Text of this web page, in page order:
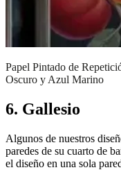
Papel Pintado de
Oscuro y Azul Marino
6. Gallesio
Algunos de nuestros
paredes de su cuarto de
el diseño en una sola